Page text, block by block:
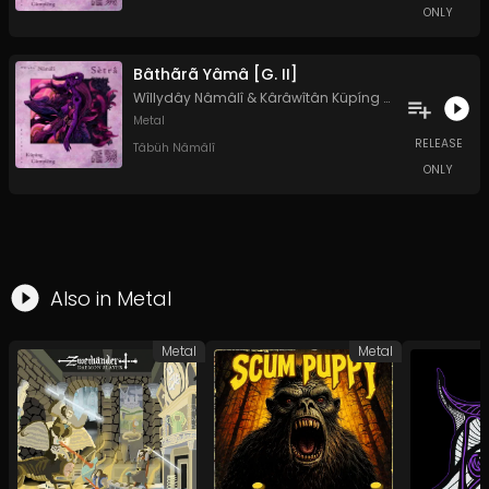
ONLY
Bâthãrã Yâmâ [G. II]
Wîllydây Nâmâlî & Kârâwîtân Küpíng Cûmplêng
Metal
Tâbüh Nâmâlî
RELEASE
ONLY
Also in Metal
Metal Metal